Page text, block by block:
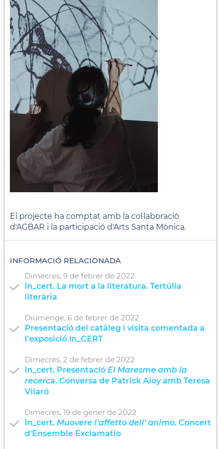
El projecte ha comptat amb la col·laboració
d'AGBAR i la participació d'Arts Santa Mònica.
INFORMACIÓ RELACIONADA
Dimecres, 9 de febrer de 2022
In_cert. La mort a la literatura. Tertúlia
literària
Diumenge, 6 de febrer de 2022
Presentació del catàleg i visita comentada a
l'exposició In_CERT
Dimecres, 2 de febrer de 2022
In_cert. Presentació El Maresme amb la
recerca. Conversa de Patrick Aloy amb Teresa
Vilaró
Dimecres, 19 de gener de 2022
In_cert. Muovere l'affetto dell’ animo. Concert
d'Ensemble Exclamatio